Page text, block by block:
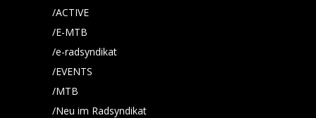
ACTIVE
E-MTB
e-radsyndikat
EVENTS
MTB
Neu im Radsyndikat